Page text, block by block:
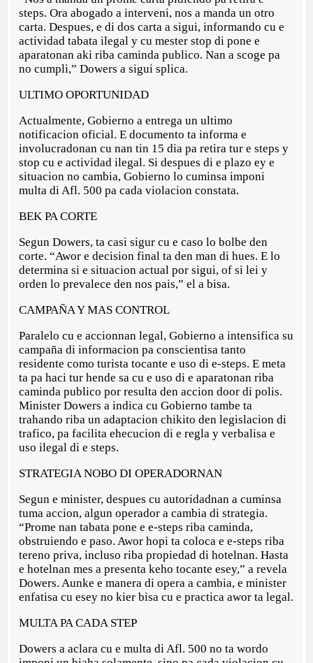
steps. Ora abogado a interveni, nos a manda un otro
carta. Despues, e di dos carta a sigui, informando cu e
actividad tabata ilegal y cu mester stop di pone e
aparatonan aki riba caminda publico. Nan a scoge pa
no cumpli,” Dowers a sigui splica.
ULTIMO OPORTUNIDAD
Actualmente, Gobierno a entrega un ultimo
notificacion oficial. E documento ta informa e
involucradonan cu nan tin 15 dia pa retira tur e steps y
stop cu e actividad ilegal. Si despues di e plazo ey e
situacion no cambia, Gobierno lo cuminsa imponi
multa di Afl. 500 pa cada violacion constata.
BEK PA CORTE
Segun Dowers, ta casi sigur cu e caso lo bolbe den
corte. “Awor e decision final ta den man di hues. E lo
determina si e situacion actual por sigui, of si lei y
orden lo prevalece den nos pais,” el a bisa.
CAMPAÑA Y MAS CONTROL
Paralelo cu e accionnan legal, Gobierno a intensifica su
campaña di informacion pa conscientisa tanto
residente como turista tocante e uso di e-steps. E meta
ta pa haci tur hende sa cu e uso di e aparatonan riba
caminda publico por resulta den accion door di polis.
Minister Dowers a indica cu Gobierno tambe ta
trahando riba un adaptacion chikito den legislacion di
trafico, pa facilita ehecucion di e regla y verbalisa e
uso ilegal di e steps.
STRATEGIA NOBO DI OPERADORNAN
Segun e minister, despues cu autoridadnan a cuminsa
tuma accion, algun operador a cambia di strategia.
“Prome nan tabata pone e e-steps riba caminda,
obstruiendo e paso. Awor hopi ta coloca e e-steps riba
tereno priva, incluso riba propiedad di hotelnan. Hasta
e hotelnan mes a presenta keho tocante esey,” a revela
Dowers. Aunke e manera di opera a cambia, e minister
enfatisa cu esey no kier bisa cu e practica awor ta legal.
MULTA PA CADA STEP
Dowers a aclara cu e multa di Afl. 500 no ta wordo